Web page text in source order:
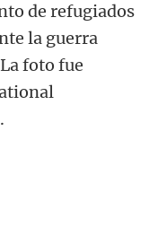
de refugiados
la guerra
foto fue